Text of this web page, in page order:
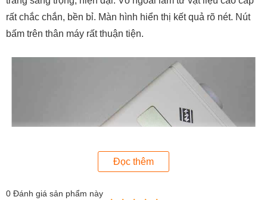
rất chắc chắn, bền bỉ. Màn hình hiển thị kết quả rõ nét. Nút
bấm trên thân máy rất thuận tiện.
Đọc thêm
0 Đánh giá sản phẩm này